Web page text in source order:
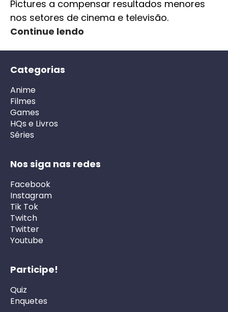
Pictures a compensar resultados menores
nos setores de cinema e televisão.
Continue lendo
Categorias
Anime
Filmes
Games
HQs e Livros
Séries
Nos siga nas redes
Facebook
Instagram
Tik Tok
Twitch
Twitter
Youtube
Participe!
Quiz
Enquetes